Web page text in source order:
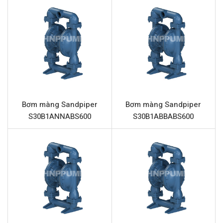
chắn và khả năng vận hành linh hoạt, đáp ứng nhu cầu
khắt khe của nhiều ngành công nghiệp.
Thông số kỹ thuật Sandpiper
S15B1I1WABS600
Tên sản phẩm
Bơm màng Sandpiper
Bơm màng khí nén
Thương hiệu
Sandpiper
Chất liệu thân bơm
Gang
Lưu lượng tối đa
401 lít/phút
Áp lực vận hành tối đa
8.6 bar
Đường cấp khí
3/4” (Kết nối ren)
Đầu hút và đẩy
1.5” (Kết nối ren)
Bơm màng Sandpiper
S30B1ANNABS600
Bơm màng Sandpiper
S30B1ABBABS600